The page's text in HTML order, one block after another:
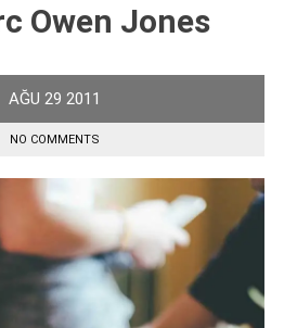
Owen Jones
AĞU 29 2011
NO COMMENTS